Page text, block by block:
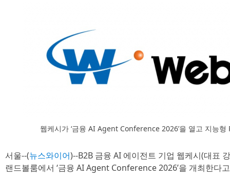
웹케시가 ‘금융 AI Agent Conference 2026’을 열고 지능형
서울--(뉴스와이어)--B2B 금융 AI 에이전트 기업 웹케시(대표
랜드볼룸에서 ‘금융 AI Agent Conference 2026’을 개최한다